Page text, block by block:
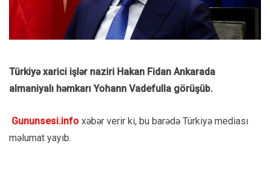
Türkiyə xarici işlər naziri Hakan Fidan Ankarada
almaniyalı həmkarı Yohann Vadefulla görüşüb.
Gununsesi.info xəbər verir ki, bu barədə Türkiyə mediası
məlumat yayıb.